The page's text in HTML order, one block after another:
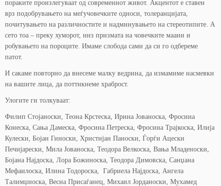
пораките произлегуваат од современиот живот. Акцентот е ставен
врз подобрувањето на меѓучовечките односи, толеранцијата,
почитувањето на различностите и надминувањето на стереотипите. А
сето тоа – преку хуморот, низ призмата на човечките маани и
робувањето на пороците. Имаме слобода сами да си го одбереме
патот.
И сакаме повторно да внесеме малку ведрина, да измамиме насмевки
на вашите лица, да поттикнеме храброст.
Улогите ги толкуваат:
Филип Стојаноски, Теона Крстеска, Ирина Јованоска, Фросина
Конеска, Сања Дамеска, Фросина Петреска, Фросина Трајкоска, Илија
Кулески, Бојан Гиноски, Христијан Паноски, Ѓорѓи Ацески
Печијарески, Мила Јованоска, Теодора Велкоска, Вања Младеноски,
Бојана Најдоска, Лора Божиноска, Теодора Димовска, Санџана
Мефаилоска, Илина Тодороска, Габриела Најдоска, Ангела
Талимџиоска, Весна Присаѓанец, Михаил Јорданоски, Мухамед